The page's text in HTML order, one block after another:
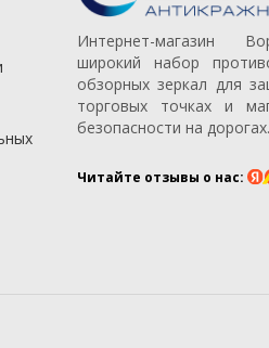
Интернет-магазин
широкий набор
обзорных зеркал для
торговых точках и
безопасности на дорогах.
Читайте отзывы о нас: